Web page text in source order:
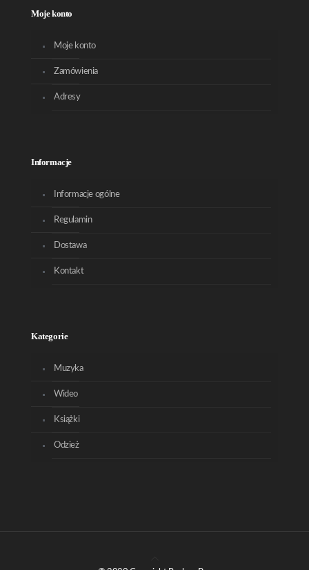
Moje konto
Moje konto
Zamówienia
Adresy
Informacje
Informacje ogólne
Regulamin
Dostawa
Kontakt
Kategorie
Muzyka
Wideo
Książki
Odzież